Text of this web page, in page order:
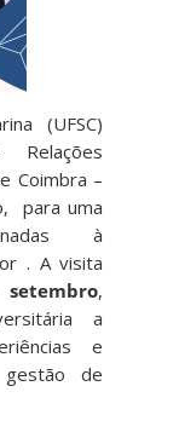
(UFSC)
Coimbra –
para uma
à
. A visita
,
a
e
gestão de